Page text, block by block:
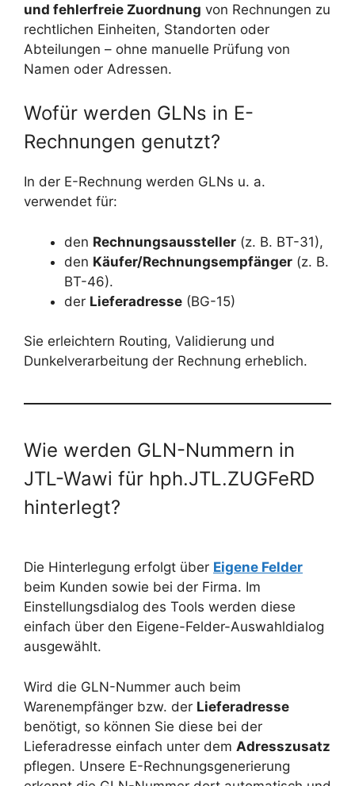
und fehlerfreie Zuordnung von Rechnungen zu
rechtlichen Einheiten, Standorten oder
Abteilungen – ohne manuelle Prüfung von
Namen oder Adressen.
Wofür werden GLNs in E-
Rechnungen genutzt?
In der E-Rechnung werden GLNs u. a.
verwendet für:
den Rechnungsaussteller (z. B. BT-31),
den Käufer/Rechnungsempfänger (z. B.
BT-46).
der Lieferadresse (BG-15)
Sie erleichtern Routing, Validierung und
Dunkelverarbeitung der Rechnung erheblich.
Wie werden GLN-Nummern in
JTL-Wawi für hph.JTL.ZUGFeRD
hinterlegt?
Die Hinterlegung erfolgt über Eigene Felder
beim Kunden sowie bei der Firma. Im
Einstellungsdialog des Tools werden diese
einfach über den Eigene-Felder-Auswahldialog
ausgewählt.
Wird die GLN-Nummer auch beim
Warenempfänger bzw. der Lieferadresse
benötigt, so können Sie diese bei der
Lieferadresse einfach unter dem Adresszusatz
pflegen. Unsere E-Rechnungsgenerierung